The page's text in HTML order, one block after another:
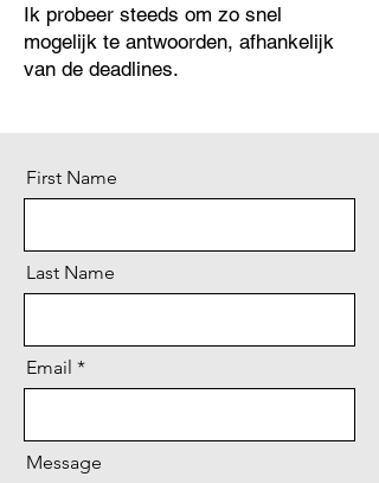
Ik probeer steeds om zo snel
mogelijk te antwoorden, afhankelijk
van de deadlines.
First Name
Last Name
Email
Message